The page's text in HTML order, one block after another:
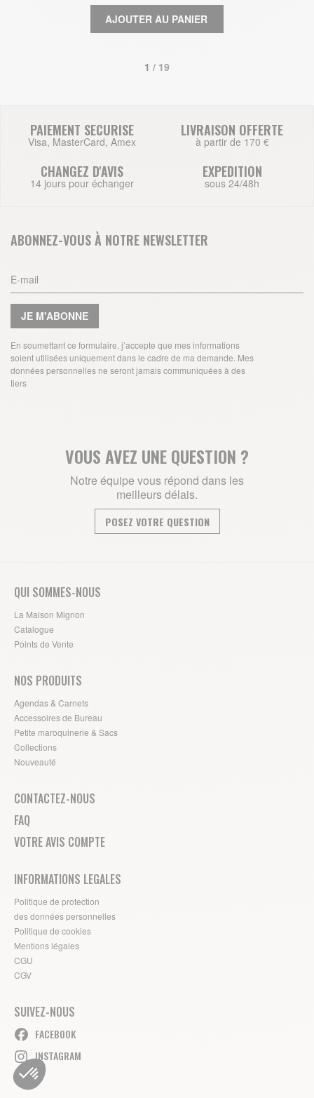
AJOUTER AU PANIER
1 / 19
PAIEMENT SECURISE
Visa, MasterCard, Amex
LIVRAISON OFFERTE
à partir de 170 €
CHANGEZ D'AVIS
14 jours pour échanger
EXPEDITION
sous 24/48h
ABONNEZ-VOUS À NOTRE NEWSLETTER
JE M'ABONNE
En soumettant ce formulaire, j’accepte que mes informations
soient utilisées uniquement dans le cadre de ma demande. Mes
données personnelles ne seront jamais communiquées à des
tiers
VOUS AVEZ UNE QUESTION ?
Notre équipe vous répond dans les
meilleurs délais.
POSEZ VOTRE QUESTION
QUI SOMMES-NOUS
La Maison Mignon
Catalogue
Points de Vente
NOS PRODUITS
Agendas & Carnets
Accessoires de Bureau
Petite maroquinerie & Sacs
Collections
Nouveauté
CONTACTEZ-NOUS
FAQ
VOTRE AVIS COMPTE
INFORMATIONS LEGALES
Politique de protection
des données personnelles
Politique de cookies
Mentions légales
CGU
CGV
SUIVEZ-NOUS
FACEBOOK
INSTAGRAM